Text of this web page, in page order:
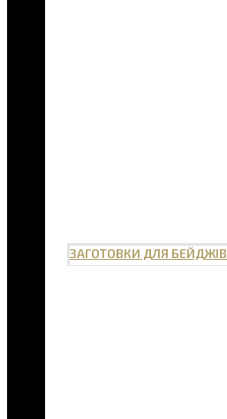
ЗАГОТОВКИ ДЛЯ БЕЙДЖІВ